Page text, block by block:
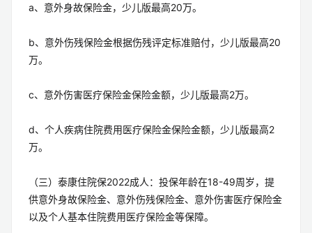
a、意外身故保险金，少儿版最高20万。
b、意外伤残保险金根据伤残评定标准赔付，少儿版最高20
万。
c、意外伤害医疗保险金保险金额，少儿版最高2万。
d、个人疾病住院费用医疗保险金保险金额，少儿版最高2
万。
（三）泰康住院保2022成人：投保年龄在18-49周岁，提
供意外身故保险金、意外伤残保险金、意外伤害医疗保险金
以及个人基本住院费用医疗保险金等保障。